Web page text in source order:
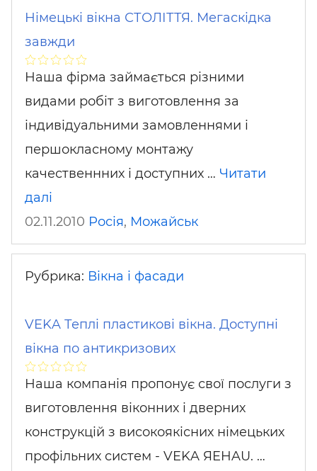
Німецькі вікна СТОЛІТТЯ. Мегаскідка
завжди
Наша фірма займається різними
видами робіт з виготовлення за
індивідуальними замовленнями і
першокласному монтажу
качественнних і доступних … Читати
далі
02.11.2010 Росія, Можайськ
Рубрика: Вікна і фасади
VEKA Теплі пластикові вікна. Доступні
вікна по антикризових
Наша компанія пропонує свої послуги з
виготовлення віконних і дверних
конструкцій з високоякісних німецьких
профільних систем - VEKA ЯEHAU. …